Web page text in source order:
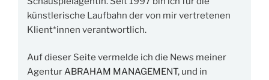
künstlerische Laufbahn der von mir vertretenen
Klient*innen verantwortlich.
Auf dieser Seite vermelde ich die News meiner
AgenturABRAHAM MANAGEMENT, und in